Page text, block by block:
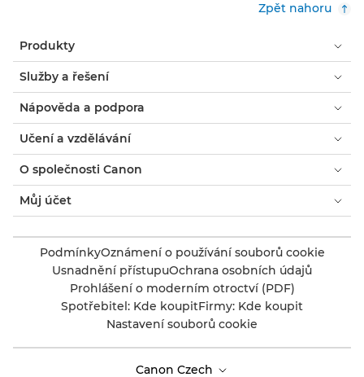
Zpět nahoru
Produkty
Služby a řešení
Nápověda a podpora
Učení a vzdělávání
O společnosti Canon
Můj účet
PodmínkyOznámení o používání souborů cookie
Usnadnění přístupuOchrana osobních údajů
Prohlášení o moderním otroctví (PDF)
Spotřebitel: Kde koupitFirmy: Kde koupit
Nastavení souborů cookie
Canon Czech